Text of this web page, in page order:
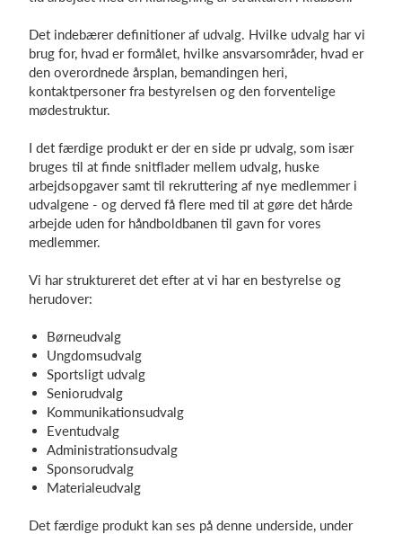
Det indebærer definitioner af udvalg. Hvilke udvalg har vi
brug for, hvad er formålet, hvilke ansvarsområder, hvad er
den overordnede årsplan, bemandingen heri,
kontaktpersoner fra bestyrelsen og den forventelige
mødestruktur.
I det færdige produkt er der en side pr udvalg, som især
bruges til at finde snitflader mellem udvalg, huske
arbejdsopgaver samt til rekruttering af nye medlemmer i
udvalgene - og derved få flere med til at gøre det hårde
arbejde uden for håndboldbanen til gavn for vores
medlemmer.
Vi har struktureret det efter at vi har en bestyrelse og
herudover:
Børneudvalg
Ungdomsudvalg
Sportsligt udvalg
Seniorudvalg
Kommunikationsudvalg
Eventudvalg
Administrationsudvalg
Sponsorudvalg
Materialeudvalg
Det færdige produkt kan ses på denne underside, under